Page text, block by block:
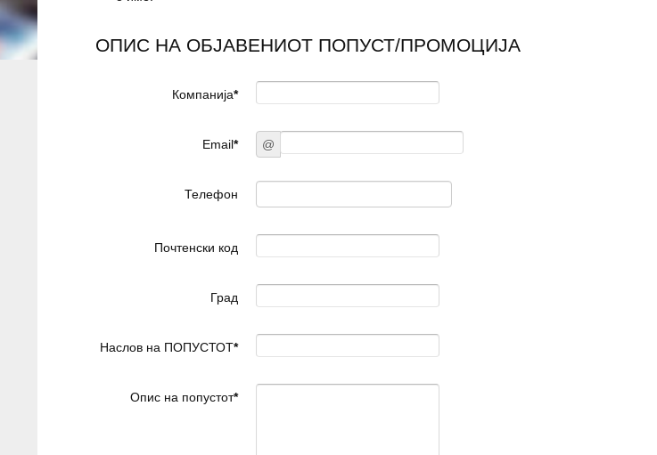
ОПИС НА ОБЈАВЕНИОТ ПОПУСТ/ПРОМОЦИЈА
Компанија*
Email* @
Телефон
Почтенски код
Град
Наслов на ПОПУСТОТ*
Опис на попустот*